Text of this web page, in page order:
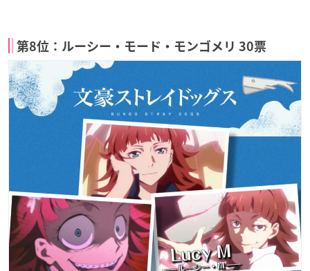
第8位：ルーシー・モード・モンゴメリ 30票